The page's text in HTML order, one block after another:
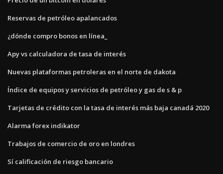
Reservas de petróleo apalancados
¿dónde compro bonos en línea_
Apy vs calculadora de tasa de interés
Nuevas plataformas petroleras en el norte de dakota
Índice de equipos y servicios de petróleo y gas de s & p
Tarjetas de crédito con la tasa de interés más baja canadá 2020
Alarma forex indikator
Trabajos de comercio de oro en londres
Sí calificación de riesgo bancario